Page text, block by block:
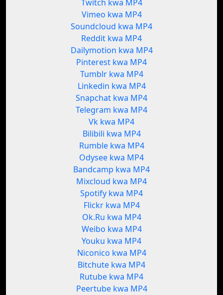
Twitch kwa MP4
Vimeo kwa MP4
Soundcloud kwa MP4
Reddit kwa MP4
Dailymotion kwa MP4
Pinterest kwa MP4
Tumblr kwa MP4
Linkedin kwa MP4
Snapchat kwa MP4
Telegram kwa MP4
Vk kwa MP4
Bilibili kwa MP4
Rumble kwa MP4
Odysee kwa MP4
Bandcamp kwa MP4
Mixcloud kwa MP4
Spotify kwa MP4
Flickr kwa MP4
Ok.Ru kwa MP4
Weibo kwa MP4
Youku kwa MP4
Niconico kwa MP4
Bitchute kwa MP4
Rutube kwa MP4
Peertube kwa MP4